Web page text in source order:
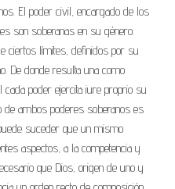
El poder civil, encargado de los
son soberanas en su género.
ciertos límites, definidos por su
De donde resulta una como
poder ejercita iure proprio su
de ambos poderes soberanos es
suceder que un mismo
aspectos, a la competencia y
que Dios, origen de uno y